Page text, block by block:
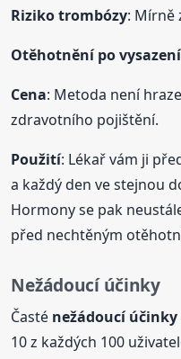
Riziko trombózy: Mírně
Otěhotnění po vysazení
Cena: Metoda není
zdravotního pojištění.
Použití: Lékař vám ji
a každý den ve stejnou
Hormony se pak
před nechtěným
Nežádoucí účinky
Časté nežádoucí účinky
10 z každých 100